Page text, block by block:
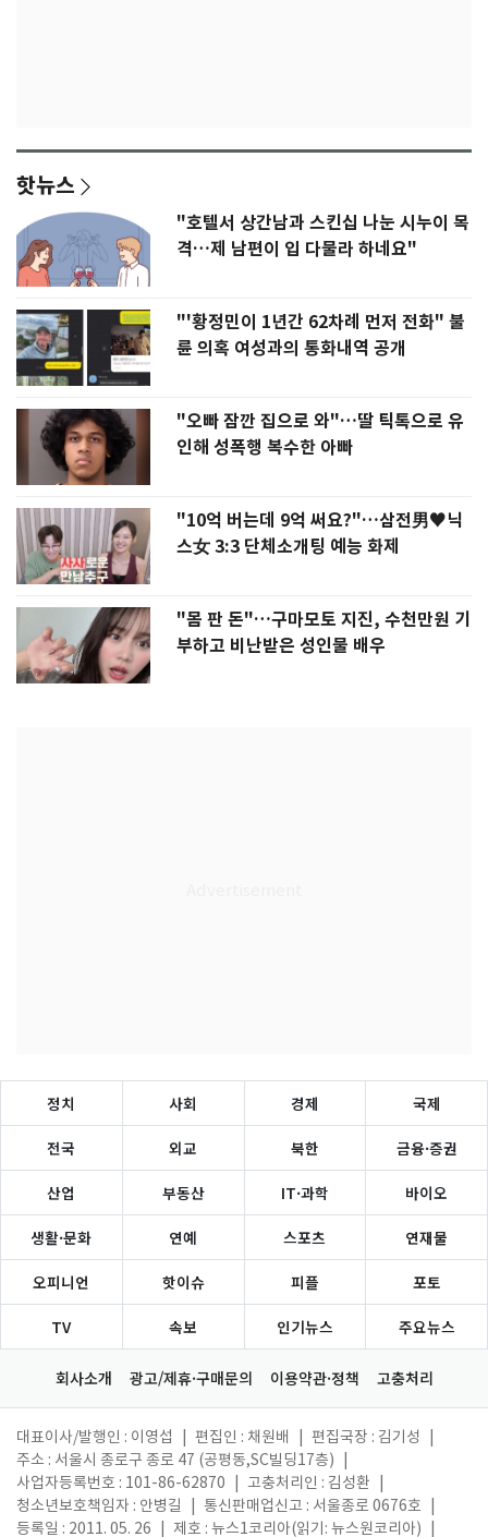
핫뉴스
"호텔서 상간남과 스킨십 나눈 시누이 목
격…제 남편이 입 다물라 하네요"
"'황정민이 1년간 62차례 먼저 전화" 불
륜 의혹 여성과의 통화내역 공개
"오빠 잠깐 집으로 와"…딸 틱톡으로 유
인해 성폭행 복수한 아빠
"10억 버는데 9억 써요?"…삼전男♥닉
스女 3:3 단체소개팅 예능 화제
"몸 판 돈"…구마모토 지진, 수천만원 기
부하고 비난받은 성인물 배우
정치 사회 경제 국제
전국 외교 북한 금융·증권
산업 부동산 IT·과학 바이오
생활·문화 연예 스포츠 연재물
오피니언 핫이슈 피플 포토
TV 속보 인기뉴스 주요뉴스
회사소개 광고/제휴·구매문의 이용약관·정책 고충처리
대표이사/발행인 : 이영섭 편집인 : 채원배 편집국장 : 김기성
주소 : 서울시 종로구 종로 47 (공평동,SC빌딩17층)
사업자등록번호 : 101-86-62870
고충처리인 : 김성환
청소년보호책임자 : 안병길
통신판매업신고 : 서울종로 0676호
등록일 : 2011. 05. 26
제호 : 뉴스1코리아(읽기: 뉴스원코리아)